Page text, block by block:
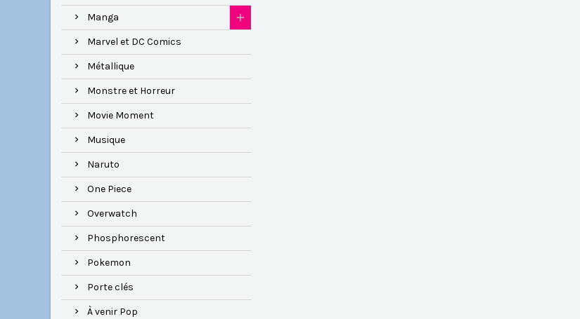
Manga
Marvel et DC Comics
Métallique
Monstre et Horreur
Movie Moment
Musique
Naruto
One Piece
Overwatch
Phosphorescent
Pokemon
Porte clés
À venir Pop